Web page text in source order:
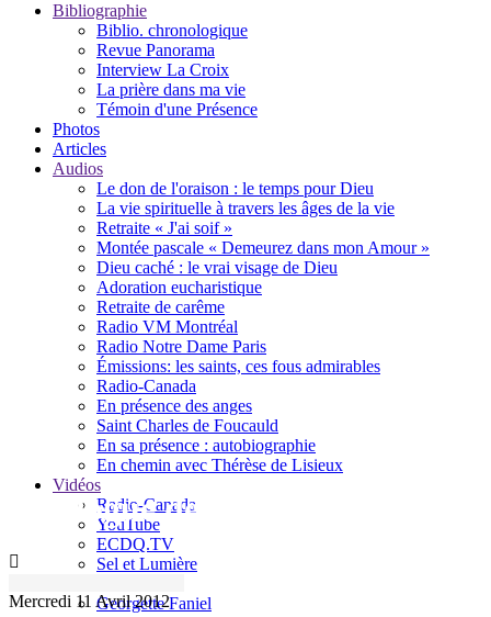
Bibliographie
Biblio. chronologique
Revue Panorama
Interview La Croix
La prière dans ma vie
Témoin d'une Présence
Photos
Articles
Audios
Le don de l'oraison : le temps pour Dieu
La vie spirituelle à travers les âges de la vie
Retraite « J'ai soif »
Montée pascale « Demeurez dans mon Amour »
Dieu caché : le vrai visage de Dieu
Adoration eucharistique
Retraite de carême
Radio VM Montréal
Radio Notre Dame Paris
Émissions: les saints, ces fous admirables
Radio-Canada
En présence des anges
Saint Charles de Foucauld
En sa présence : autobiographie
En chemin avec Thérèse de Lisieux
Vidéos
Radio-Canada
YouTube
ECDQ.TV
Sel et Lumière
Georgette Faniel
Le blogue de Jacques Gauthier
Mercredi 11 Avril 2012